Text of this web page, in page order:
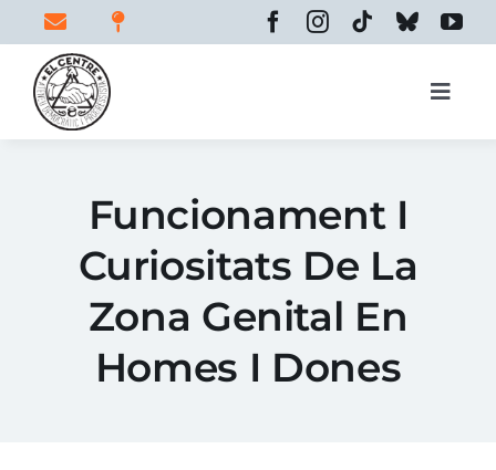
to
content
Toggle
El centre
Funcionament I
Curiositats De La
Zona Genital En
Homes I Dones